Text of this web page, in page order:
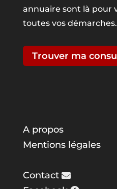
annuaire sont là pour
toutes vos démarches.
Trouver ma
A propos
Mentions légales
Contact